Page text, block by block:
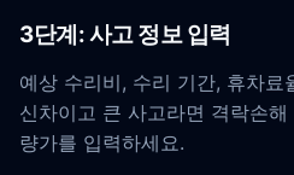
3단계: 사고 정보 입력
예상 수리비, 수리 기간, 휴차료
신차이고 큰 사고라면 격락손
량가를 입력하세요.